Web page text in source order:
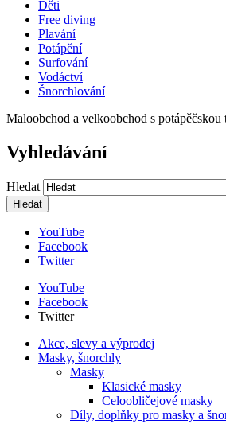
Děti
Free diving
Plavání
Potápění
Surfování
Vodáctví
Šnorchlování
Maloobchod a velkoobchod s potápěčskou
Vyhledávání
Hledat
YouTube
Facebook
Twitter
YouTube
Facebook
Twitter
Akce, slevy a výprodej
Masky, šnorchly
Masky
Klasické masky
Celoobličejové masky
Díly, doplňky pro masky a